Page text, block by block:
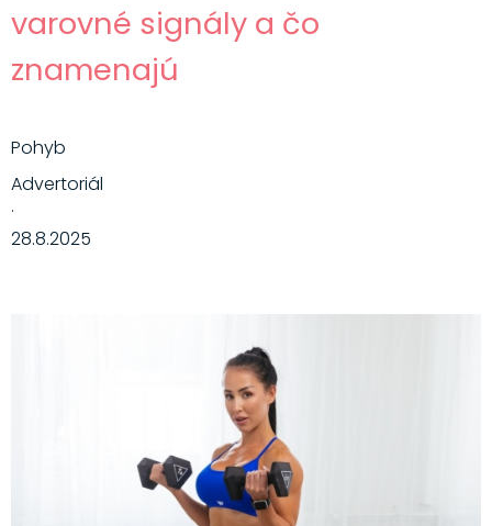
varovné signály a čo
znamenajú
Pohyb
Advertoriál
·
28.8.2025